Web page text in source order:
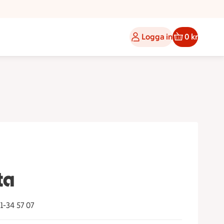
Logga in 0 kr
34 57 07